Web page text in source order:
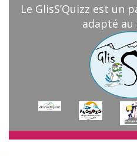
Le GlisS’Quizz est un
adapté au